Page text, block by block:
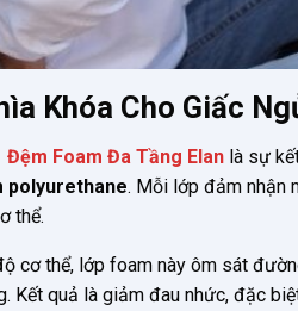
Khóa Cho Giấc
Đệm Foam Đa Tầng Elan là sự
polyurethane. Mỗi lớp đảm nhận
thể.
cơ thể, lớp foam này ôm sát
Kết quả là giảm đau nhức, đặc